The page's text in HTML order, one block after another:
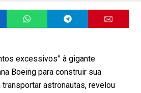
excessivos” à gigante
Boeing para construir sua
astronautas, revelou